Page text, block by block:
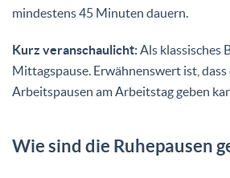
mindestens 45 Minuten dauern.
Kurz veranschaulicht:Als klassisches
Mittagspause. Erwähnenswert ist, dass
Arbeitspausen am Arbeitstag geben
Wie sind die Ruhepausen